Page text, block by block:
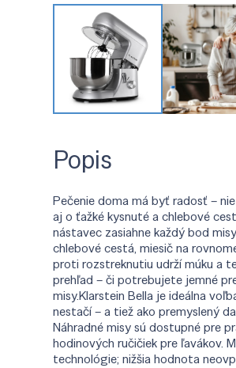
Popis
Pečenie doma má byť radosť –
aj o ťažké kysnuté a chlebové
nástavec zasiahne každý bod
chlebové cestá, miesič na
proti rozstreknutiu udrží múku a
prehľad – či potrebujete jemné
misy.Klarstein Bella je ideálna
nestačí – a tiež ako premyslený
Náhradné misy sú dostupné pre
hodinových ručičiek pre ľavákov.
technológie; nižšia hodnota